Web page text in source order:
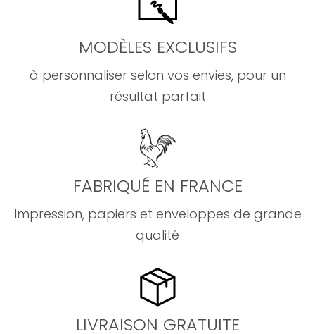
MODÈLES EXCLUSIFS
à personnaliser selon vos envies, pour un
résultat parfait
FABRIQUÉ EN FRANCE
Impression, papiers et enveloppes de grande
qualité
LIVRAISON GRATUITE